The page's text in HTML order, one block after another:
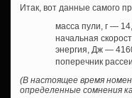
Итак, вот данные самого
масса пули, г —
начальная
энергия, Дж —
поперечник
(В настоящее время
определенные сомнения